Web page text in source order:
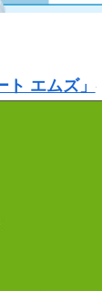
エムズ」